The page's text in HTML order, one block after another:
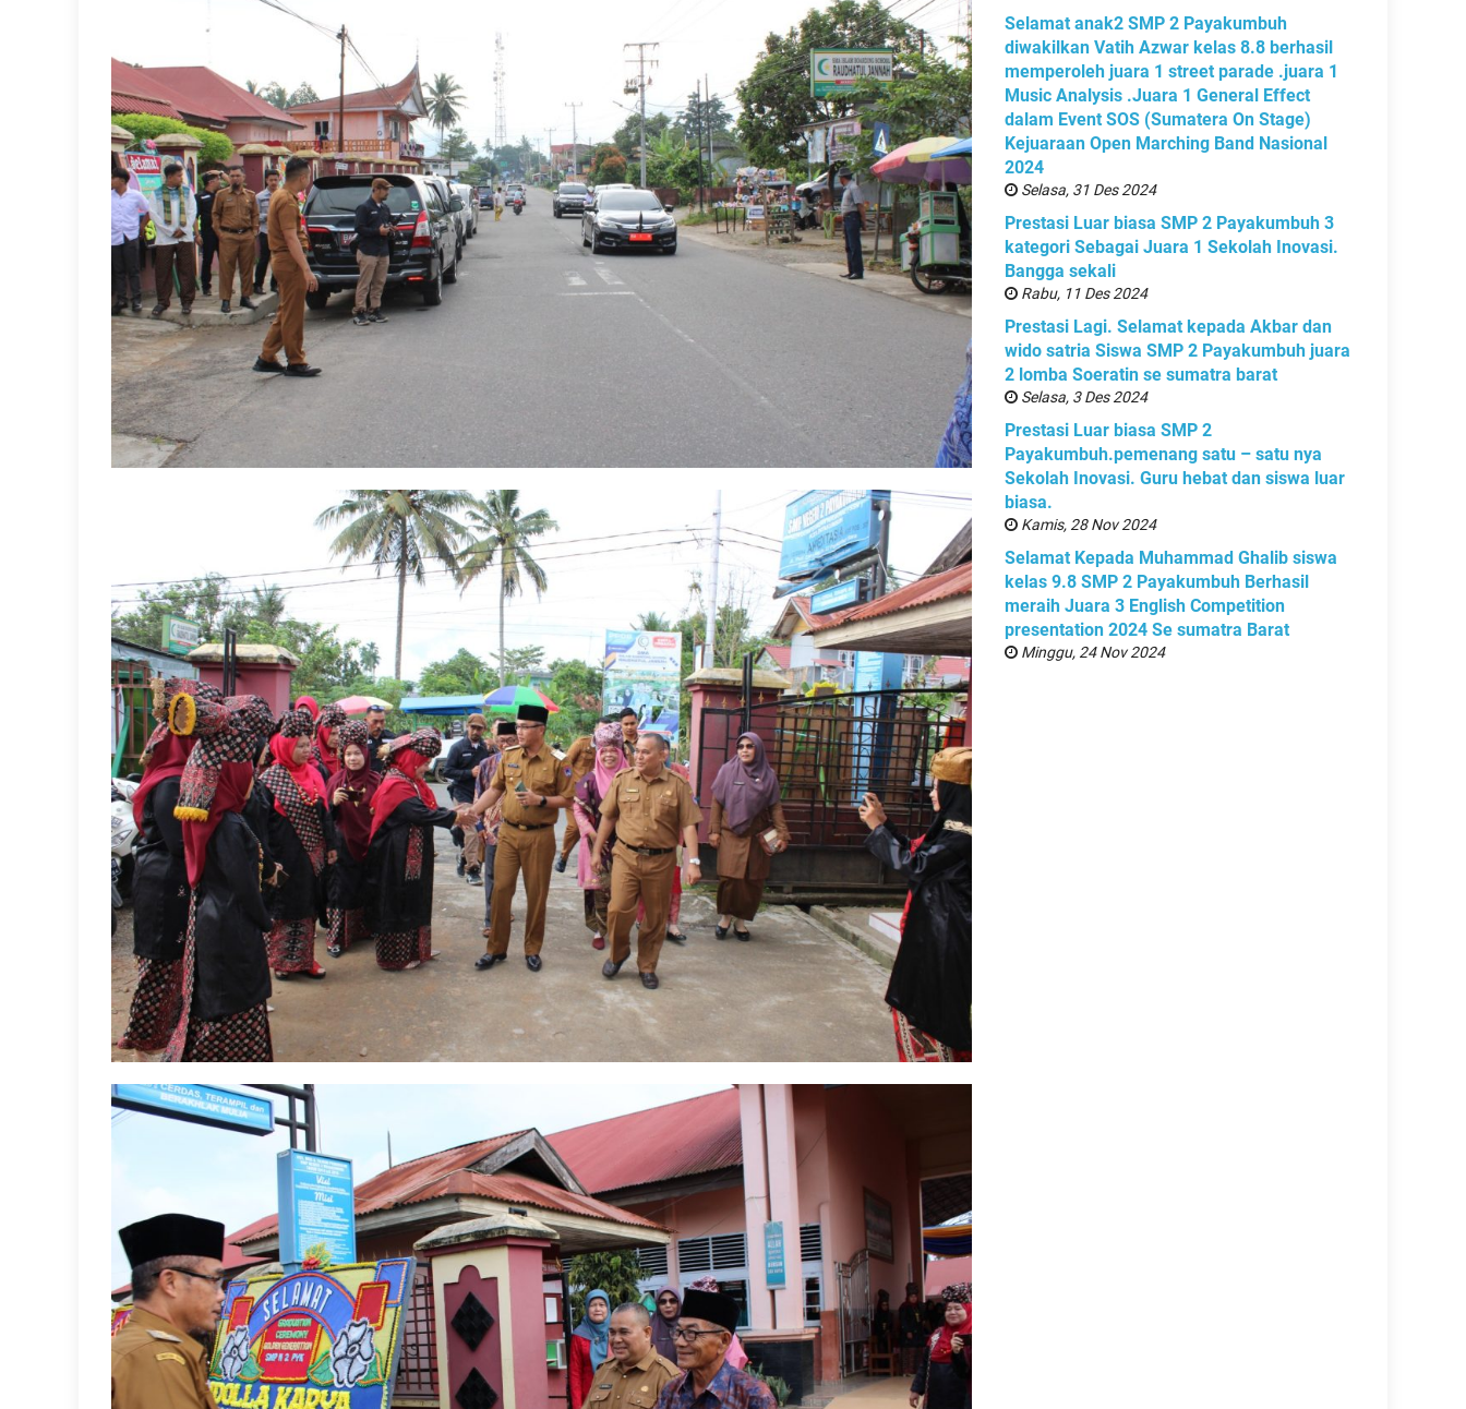
Selamat anak2 SMP 2 Payakumbuh
diwakilkan Vatih Azwar kelas 8.8 berhasil
memperoleh juara 1 street parade .juara 1
Music Analysis .Juara 1 General Effect
dalam Event SOS (Sumatera On Stage)
Kejuaraan Open Marching Band Nasional
2024
Selasa, 31 Des 2024
Prestasi Luar biasa SMP 2 Payakumbuh 3
kategori Sebagai Juara 1 Sekolah Inovasi.
Bangga sekali
Rabu, 11 Des 2024
Prestasi Lagi. Selamat kepada Akbar dan
wido satria Siswa SMP 2 Payakumbuh juara
2 lomba Soeratin se sumatra barat
Selasa, 3 Des 2024
Prestasi Luar biasa SMP 2
Payakumbuh.pemenang satu – satu nya
Sekolah Inovasi. Guru hebat dan siswa luar
biasa.
Kamis, 28 Nov 2024
Selamat Kepada Muhammad Ghalib siswa
kelas 9.8 SMP 2 Payakumbuh Berhasil
meraih Juara 3 English Competition
presentation 2024 Se sumatra Barat
Minggu, 24 Nov 2024